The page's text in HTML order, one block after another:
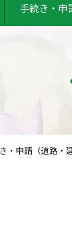
手続き・申
・申請（道路・